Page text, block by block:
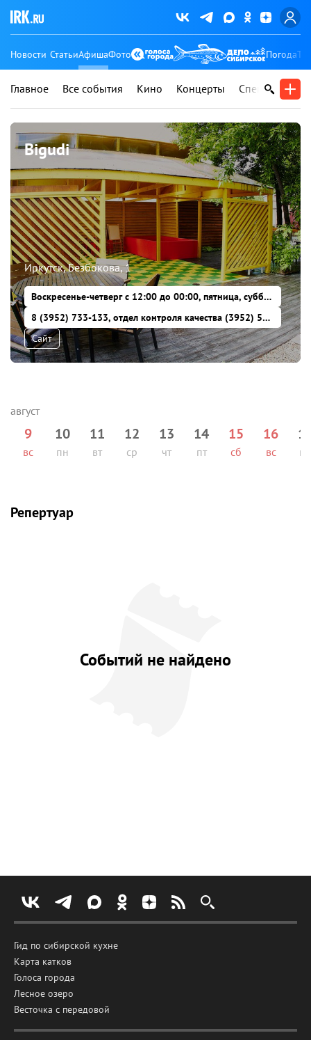
Новости СтатьиАфишаФото Погода
Главное Все события Кино Концерты Спектакли
Bigudi
Иркутск, Безбокова, 1
Воскресенье-четверг с 12:00 до 00:00, пятница, суббота с 12:00 до 06:00
8 (3952) 733-133, отдел контроля качества (3952) 503-606
Сайт
9
вс
10
пн
11
вт
12
ср
13
чт
14
пт
15
сб
16
вс пн
Репертуар
Событий не найдено
Гид по сибирской кухне
Карта катков
Голоса города
Лесное озеро
Весточка с передовой